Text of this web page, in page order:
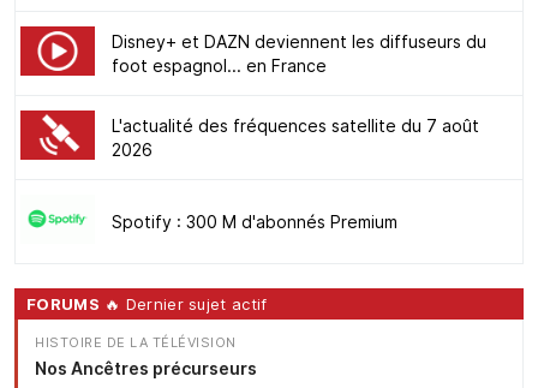
Disney+ et DAZN deviennent les diffuseurs du
foot espagnol... en France
L'actualité des fréquences satellite du 7 août
2026
Spotify : 300 M d'abonnés Premium
FORUMS 🔥 Dernier sujet actif
HISTOIRE DE LA TÉLÉVISION
Nos Ancêtres précurseurs